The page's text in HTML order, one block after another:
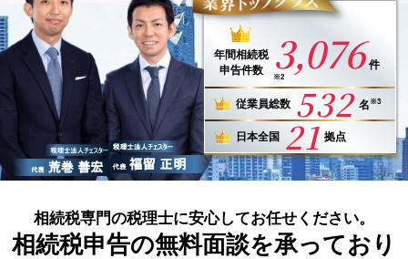
年間相続税
申告件数
3,076 件
※2
従業員総数 532 名 ※3
日本全国 21 拠点
相続税専門の税理士に安心してお任せください。
相続税申告の無料面談を承っており